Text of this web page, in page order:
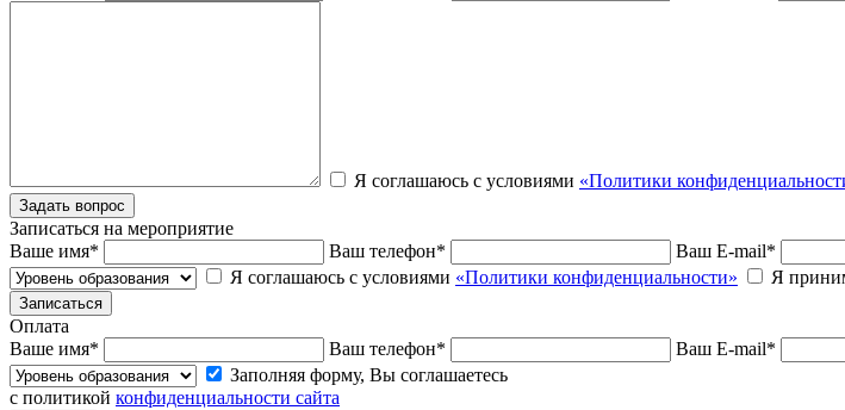
Я соглашаюсь с условиями «Политики
Записаться на мероприятие
Ваше имя* Ваш телефон* Ваш E-mail*
Я соглашаюсь с условиями «Политики конфиденциальности» Я
Оплата
Ваше имя* Ваш телефон* Ваш E-mail*
Заполняя форму, Вы соглашаетесь
с политикой конфиденциальности сайта